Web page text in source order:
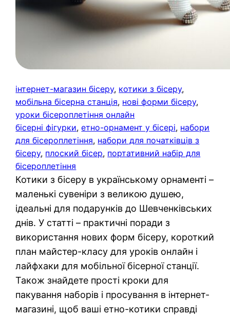
інтернет-магазин бісеру, котики з бісеру
мобільна бісерна станція, нові форми бісеру
уроки бісероплетіння онлайн
бісерні фігурки, етно-орнамент у бісері, набори
для бісероплетіння, набори для початківців з
бісеру, плоский бісер, портативний набір для
бісероплетіння
Котики з бісеру в українському орнаменті –
маленькі сувеніри з великою душею,
ідеальні для подарунків до Шевченківських
днів. У статті – практичні поради з
використання нових форм бісеру, короткий
план майстер-класу для уроків онлайн і
лайфхаки для мобільної бісерної станції.
Також знайдете прості кроки для
пакування наборів і просування в інтернет-
магазині, щоб ваші етно-котики справді